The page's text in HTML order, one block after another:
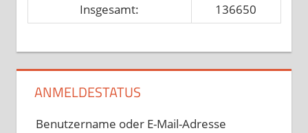
Insgesamt:
136650
ANMELDESTATUS
Benutzername oder E-Mail-Adresse